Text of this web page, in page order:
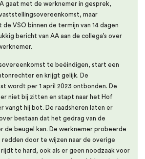
gaat met de werknemer in gesprek,
maar
VSO binnen de termijn van 14 dagen
bericht van AA aan de collega’s over
te beëindigen, start een
en krijgt gelijk. De
wordt per 1 april 2023 ontbonden. De
niet bij zitten en stapt naar het Hof
vangt hij bot. De raadsheren laten er
bestaan dat het gedrag van de
de beugel kan. De werknemer probeerde
door te wijzen naar de overige
rijdt te hard, ook als er geen noodzaak voor